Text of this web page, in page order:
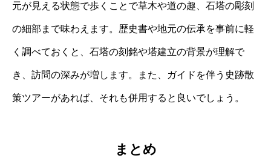
元が見える状態で歩くことで草木や道の趣、石塔の彫刻
の細部まで味わえます。歴史書や地元の伝承を事前に軽
く調べておくと、石塔の刻銘や塔建立の背景が理解で
き、訪問の深みが増します。また、ガイドを伴う史跡散
策ツアーがあれば、それも併用すると良いでしょう。
まとめ